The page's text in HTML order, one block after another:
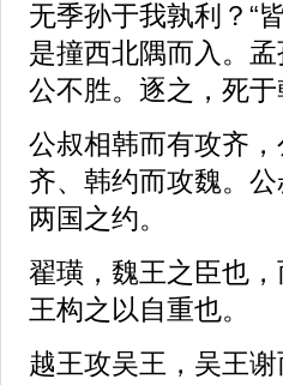
无季孙于我孰利？“
是撞西北隅而入。
公不胜。逐之，死于
公叔相韩而有攻齐
齐、韩约而攻魏。
两国之约。
翟璜，魏王之臣也
王构之以自重也。
越王攻吴王，吴王